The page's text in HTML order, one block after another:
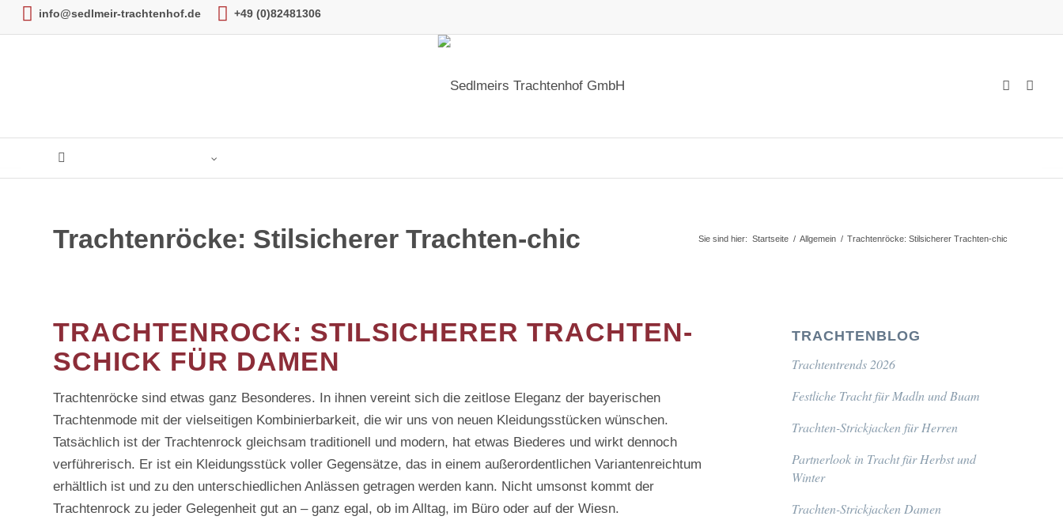
info@sedlmeir-trachtenhof.de +49 (0)82481306
HERREN
VEREINE & GASTRONOMIE
GUTSCHEINE
Trachtenröcke: Stilsicherer Trachten-chic Sie sind hier: Startseite / Allgemein / Trachtenröcke: Stilsicherer Trachten-chic
TRACHTENROCK: STILSICHERER TRACHTEN-
SCHICK FÜR DAMEN
Trachtenröcke sind etwas ganz Besonderes. In ihnen vereint sich die zeitlose Eleganz der bayerischen
Trachtenmode mit der vielseitigen Kombinierbarkeit, die wir uns von neuen Kleidungsstücken wünschen.
Tatsächlich ist der Trachtenrock gleichsam traditionell und modern, hat etwas Biederes und wirkt dennoch
verführerisch. Er ist ein Kleidungsstück voller Gegensätze, das in einem außerordentlichen Variantenreichtum
erhältlich ist und zu den unterschiedlichen Anlässen getragen werden kann. Nicht umsonst kommt der
Trachtenrock zu jeder Gelegenheit gut an – ganz egal, ob im Alltag, im Büro oder auf der Wiesn.
TRACHTENBLOG
Trachtentrends 2026
Festliche Tracht für Madln und Buam
Trachten-Strickjacken für Herren
Partnerlook in Tracht für Herbst und
Winter
Trachten-Strickjacken Damen